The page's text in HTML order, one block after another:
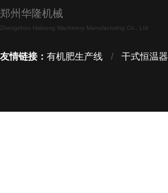
郑州华隆机械
Zhengzhou Haloong Machinery Manufacturing Co., Ltd
友情链接： 有机肥生产线 / 干式恒温器